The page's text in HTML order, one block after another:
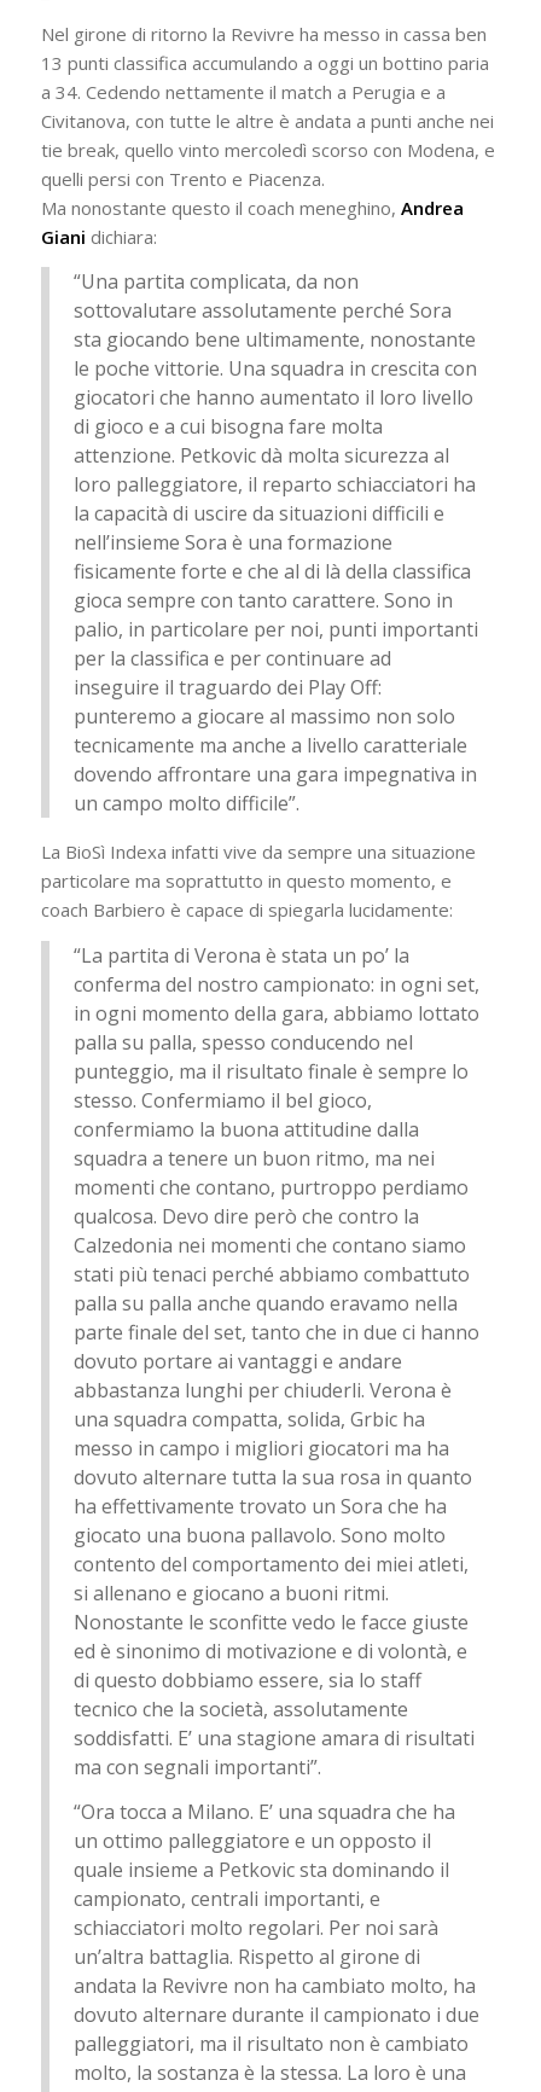
Nel girone di ritorno la Revivre ha messo in cassa ben
13 punti classifica accumulando a oggi un bottino paria
a 34. Cedendo nettamente il match a Perugia e a
Civitanova, con tutte le altre è andata a punti anche nei
tie break, quello vinto mercoledì scorso con Modena, e
quelli persi con Trento e Piacenza.
Ma nonostante questo il coach meneghino, Andrea
Giani dichiara:
“Una partita complicata, da non
sottovalutare assolutamente perché Sora
sta giocando bene ultimamente, nonostante
le poche vittorie. Una squadra in crescita con
giocatori che hanno aumentato il loro livello
di gioco e a cui bisogna fare molta
attenzione. Petkovic dà molta sicurezza al
loro palleggiatore, il reparto schiacciatori ha
la capacità di uscire da situazioni difficili e
nell’insieme Sora è una formazione
fisicamente forte e che al di là della classifica
gioca sempre con tanto carattere. Sono in
palio, in particolare per noi, punti importanti
per la classifica e per continuare ad
inseguire il traguardo dei Play Off:
punteremo a giocare al massimo non solo
tecnicamente ma anche a livello caratteriale
dovendo affrontare una gara impegnativa in
un campo molto difficile”.
La BioSì Indexa infatti vive da sempre una situazione
particolare ma soprattutto in questo momento, e
coach Barbiero è capace di spiegarla lucidamente:
“La partita di Verona è stata un po’ la
conferma del nostro campionato: in ogni set,
in ogni momento della gara, abbiamo lottato
palla su palla, spesso conducendo nel
punteggio, ma il risultato finale è sempre lo
stesso. Confermiamo il bel gioco,
confermiamo la buona attitudine dalla
squadra a tenere un buon ritmo, ma nei
momenti che contano, purtroppo perdiamo
qualcosa. Devo dire però che contro la
Calzedonia nei momenti che contano siamo
stati più tenaci perché abbiamo combattuto
palla su palla anche quando eravamo nella
parte finale del set, tanto che in due ci hanno
dovuto portare ai vantaggi e andare
abbastanza lunghi per chiuderli. Verona è
una squadra compatta, solida, Grbic ha
messo in campo i migliori giocatori ma ha
dovuto alternare tutta la sua rosa in quanto
ha effettivamente trovato un Sora che ha
giocato una buona pallavolo. Sono molto
contento del comportamento dei miei atleti,
si allenano e giocano a buoni ritmi.
Nonostante le sconfitte vedo le facce giuste
ed è sinonimo di motivazione e di volontà, e
di questo dobbiamo essere, sia lo staff
tecnico che la società, assolutamente
soddisfatti. E’ una stagione amara di risultati
ma con segnali importanti”.
“Ora tocca a Milano. E’ una squadra che ha
un ottimo palleggiatore e un opposto il
quale insieme a Petkovic sta dominando il
campionato, centrali importanti, e
schiacciatori molto regolari. Per noi sarà
un’altra battaglia. Rispetto al girone di
andata la Revivre non ha cambiato molto, ha
dovuto alternare durante il campionato i due
palleggiatori, ma il risultato non è cambiato
molto, la sostanza è la stessa. La loro è una